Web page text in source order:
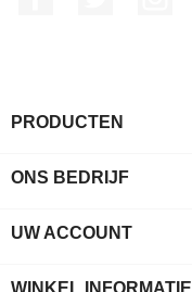
PRODUCTEN
ONS BEDRIJF
UW ACCOUNT
WINKEL INFORMATIE